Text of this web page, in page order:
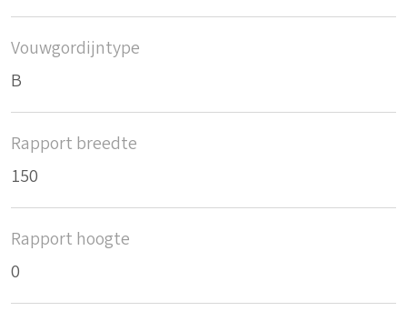
Vouwgordijntype
B
Rapport breedte
150
Rapport hoogte
0